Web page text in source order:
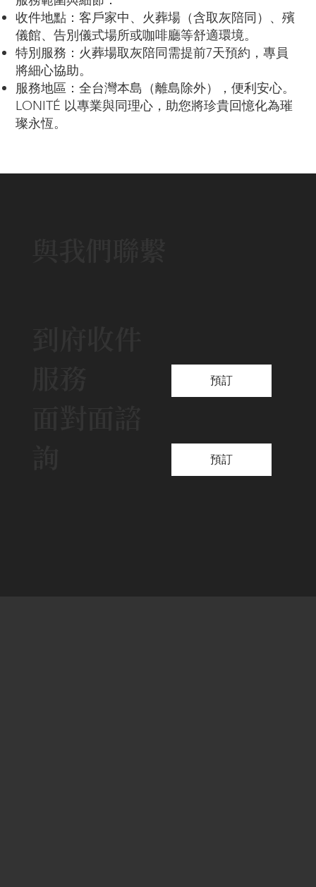
收件地點：客戶家中、火葬場（含取灰陪同）、殯
儀館、告別儀式場所或咖啡廳等舒適環境。
特別服務：火葬場取灰陪同需提前7天預約，專員
將細心協助。
服務地區：全台灣本島（離島除外），便利安心。
LONITÉ 以專業與同理心，助您將珍貴回憶化為璀
璨永恆。
預訂
預訂